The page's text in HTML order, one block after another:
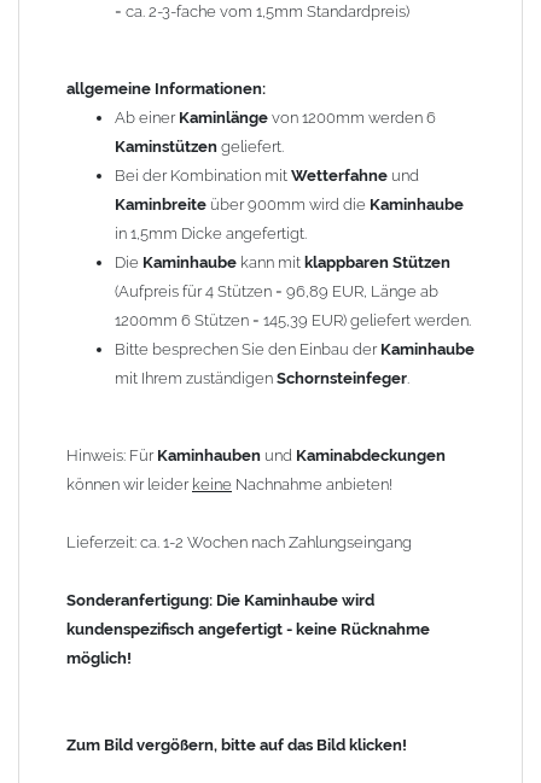
= ca. 2-3-fache vom 1,5mm Standardpreis)
allgemeine Informationen:
Ab einer Kaminlänge von 1200mm werden 6
Kaminstützen geliefert.
Bei der Kombination mit Wetterfahne und
Kaminbreite über 900mm wird die Kaminhaube
in 1,5mm Dicke angefertigt.
Die Kaminhaube kann mit klappbaren Stützen
(Aufpreis für 4 Stützen = 96,89 EUR, Länge ab
1200mm 6 Stützen = 145,39 EUR) geliefert werden.
Bitte besprechen Sie den Einbau der Kaminhaube
mit Ihrem zuständigen Schornsteinfeger.
Hinweis: Für Kaminhauben und Kaminabdeckungen
können wir leider keine Nachnahme anbieten!
Lieferzeit: ca. 1-2 Wochen nach Zahlungseingang
Sonderanfertigung: Die Kaminhaube wird
kundenspezifisch angefertigt - keine Rücknahme
möglich!
Zum Bild vergößern, bitte auf das Bild klicken!